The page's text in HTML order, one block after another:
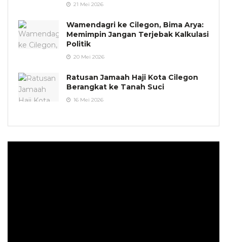
21 Mei 2026
Wamendagri ke Cilegon, Bima Arya:
Memimpin Jangan Terjebak Kalkulasi
Politik
20 Mei 2026
Ratusan Jamaah Haji Kota Cilegon
Berangkat ke Tanah Suci
16 Mei 2026